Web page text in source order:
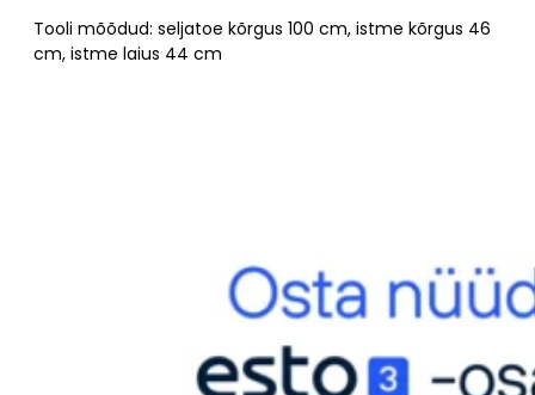
Tooli mõõdud: seljatoe kõrgus 100 cm, istme kõrgus 46
cm, istme laius 44 cm